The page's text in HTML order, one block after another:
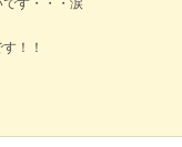
す・・・涙
！！